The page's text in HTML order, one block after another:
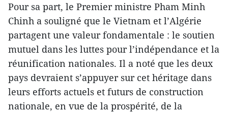
Pour sa part, le Premier ministre Pham Minh
Chinh a souligné que le Vietnam et l’Algérie
partagent une valeur fondamentale : le soutien
mutuel dans les luttes pour l’indépendance et la
réunification nationales. Il a noté que les deux
pays devraient s’appuyer sur cet héritage dans
leurs efforts actuels et futurs de construction
nationale, en vue de la prospérité, de la